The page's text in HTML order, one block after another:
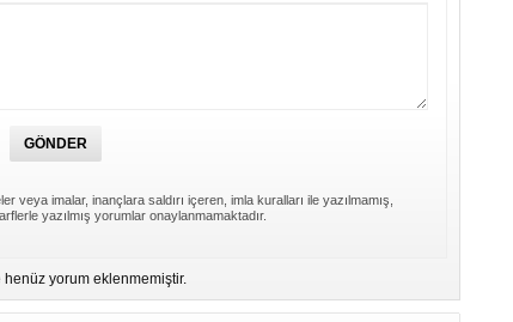
veya imalar, inançlara saldırı içeren, imla kuralları ile yazılmamış,
yazılmış yorumlar onaylanmamaktadır.
henüz yorum eklenmemiştir.